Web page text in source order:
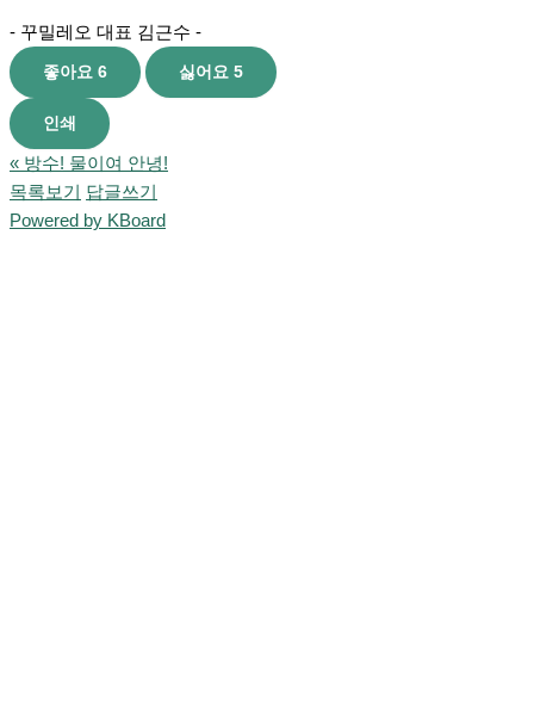
- 꾸밀레오 대표 김근수 -
좋아요 6 싫어요 5
인쇄
« 방수! 물이여 안녕!
목록보기
답글쓰기
Powered by KBoard